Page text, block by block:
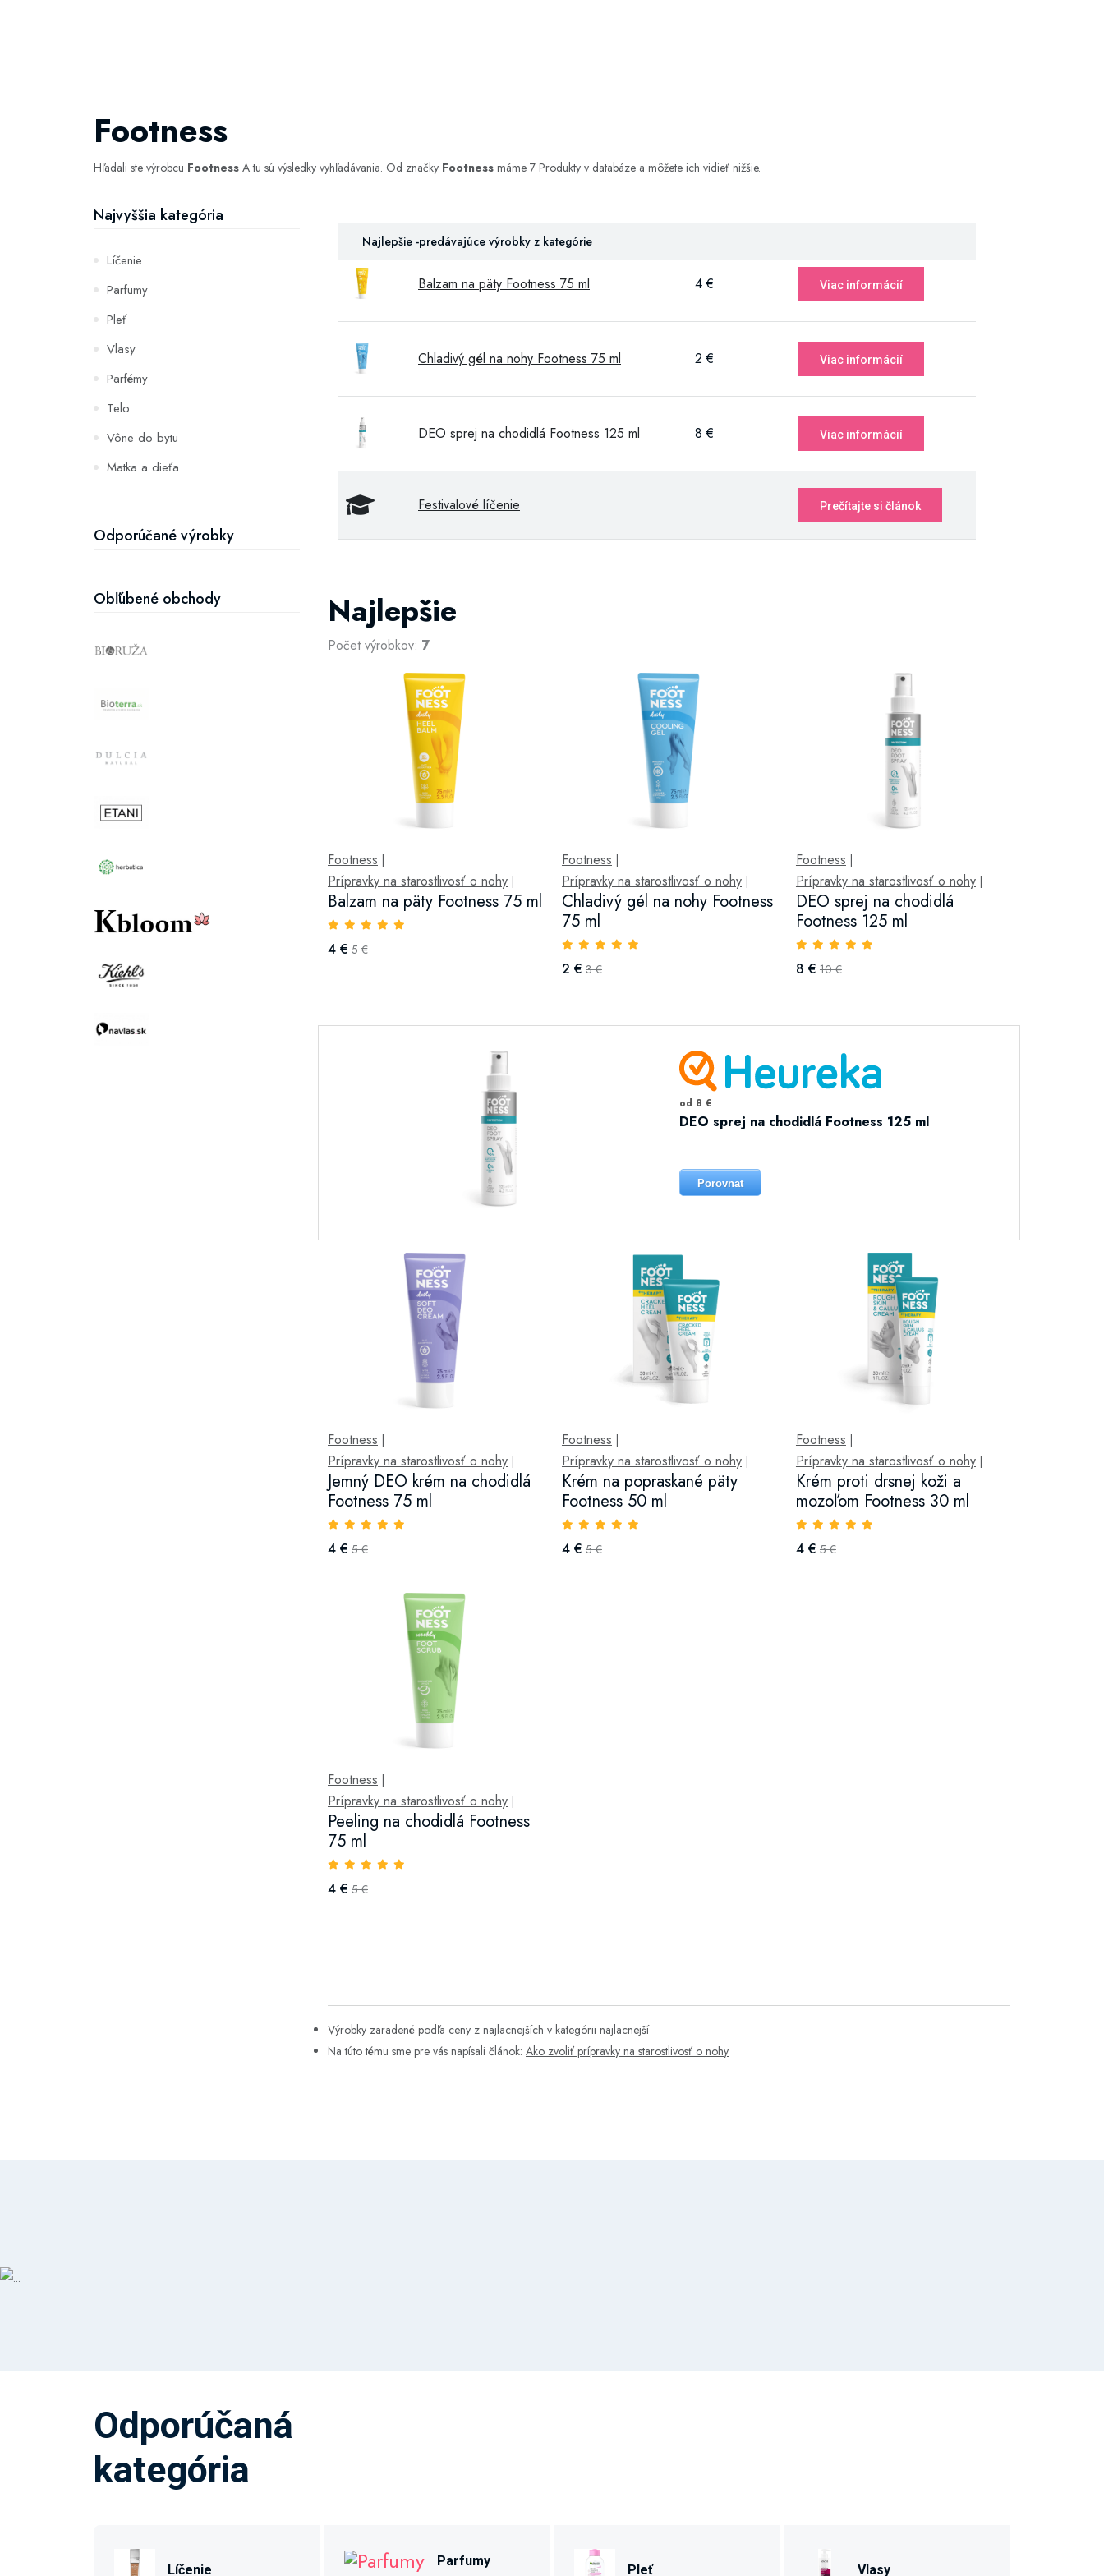
Footness
Hľadali ste výrobcu Footness A tu sú výsledky vyhľadávania. Od značky Footness máme 7 Produkty v databáze a môžete ich vidieť nižšie.
Najvyššia kategória
Líčenie
Parfumy
Pleť
Vlasy
Parfémy
Telo
Vône do bytu
Matka a dieťa
Hydratácia a výživa pleti
Odporúčané výrobky
Obľúbené obchody
Najlepšie -predávajúce výrobky z kategórie
Balzam na päty Footness 75 ml 4 € Viac informácií
Chladivý gél na nohy Footness 75 ml 2 € Viac informácií
DEO sprej na chodidlá Footness 125 ml 8 € Viac informácií
Festivalové líčenie Prečítajte si článok
Najlepšie
Počet výrobkov: 7
Footness
Prípravky na starostlivosť o nohy
Balzam na päty Footness 75 ml
4 € 5 €
Footness
Prípravky na starostlivosť o nohy|
Chladivý gél na nohy Footness
75 ml
2 € 3 €
Footness
Prípravky na starostlivosť o nohy|
DEO sprej na chodidlá
Footness 125 ml
8 € 10 €
od 8 €
DEO sprej na chodidlá Footness 125 ml
Porovnat
Footness
Prípravky na starostlivosť o nohy
Jemný DEO krém na chodidlá
Footness 75 ml
4 € 5 €
Footness
Prípravky na starostlivosť o nohy|
Krém na popraskané päty
Footness 50 ml
4 € 5 €
Footness
Prípravky na starostlivosť o nohy|
Krém proti drsnej koži a
mozoľom Footness 30 ml
4 € 5 €
Footness
Prípravky na starostlivosť o nohy
Peeling na chodidlá Footness
75 ml
4 € 5 €
Výrobky zaradené podľa ceny z najlacnejších v kategórii najlacnejší
Na túto tému sme pre vás napísali článok: Ako zvoliť prípravky na starostlivosť o nohy
Odporúčaná
kategória
Líčenie
Parfumy
Pleť Vlasy